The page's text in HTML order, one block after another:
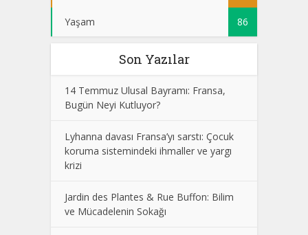
Yaşam 86
Son Yazılar
14 Temmuz Ulusal Bayramı: Fransa,
Bugün Neyi Kutluyor?
Lyhanna davası Fransa’yı sarstı: Çocuk
koruma sistemindeki ihmaller ve yargı
krizi
Jardin des Plantes & Rue Buffon: Bilim
ve Mücadelenin Sokağı